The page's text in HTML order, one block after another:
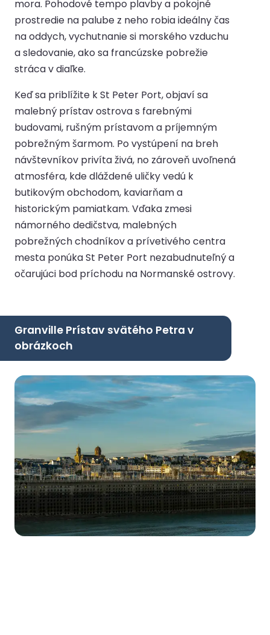
mora. Pohodové tempo plavby a pokojné
prostredie na palube z neho robia ideálny čas
na oddych, vychutnanie si morského vzduchu
a sledovanie, ako sa francúzske pobrežie
stráca v diaľke.
Keď sa priblížite k St Peter Port, objaví sa
malebný prístav ostrova s farebnými
budovami, rušným prístavom a príjemným
pobrežným šarmom. Po vystúpení na breh
návštevníkov privíta živá, no zároveň uvoľnená
atmosféra, kde dláždené uličky vedú k
butikovým obchodom, kaviarňam a
historickým pamiatkam. Vďaka zmesi
námorného dedičstva, malebných
pobrežných chodníkov a prívetivého centra
mesta ponúka St Peter Port nezabudnuteľný a
očarujúci bod príchodu na Normanské ostrovy.
Granville Prístav svätého Petra v
obrázkoch